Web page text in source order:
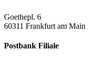
Goethepl. 6
60311 Frankfurt am Main
Postbank Filiale